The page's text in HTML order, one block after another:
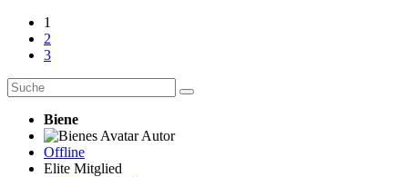
1
2
3
Biene
Autor
Offline
Elite Mitglied